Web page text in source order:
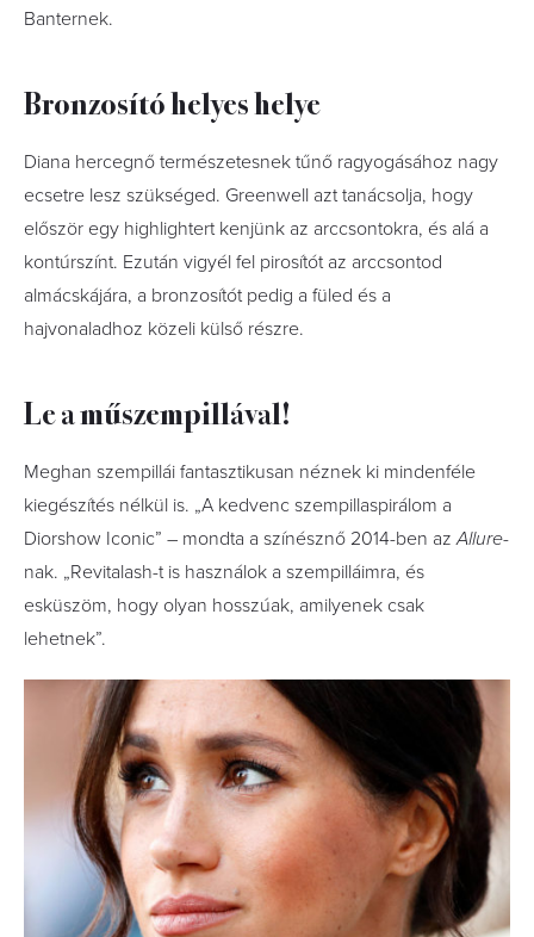
Banternek.
Bronzosító helyes helye
Diana hercegnő természetesnek tűnő ragyogásához nagy
ecsetre lesz szükséged. Greenwell azt tanácsolja, hogy
először egy highlightert kenjünk az arccsontokra, és alá a
kontúrszínt. Ezután vigyél fel pirosítót az arccsontod
almácskájára, a bronzosítót pedig a füled és a
hajvonaladhoz közeli külső részre.
Le a műszempillával!
Meghan szempillái fantasztikusan néznek ki mindenféle
kiegészítés nélkül is. „A kedvenc szempillaspirálom a
Diorshow Iconic” – mondta a színésznő 2014-ben azAllure-
nak. „Revitalash-t is használok a szempilláimra, és
esküszöm, hogy olyan hosszúak, amilyenek csak
lehetnek”.